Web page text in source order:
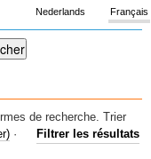
Français
Nederlands
de recherche.
Filtrer les résultats
Trier
·